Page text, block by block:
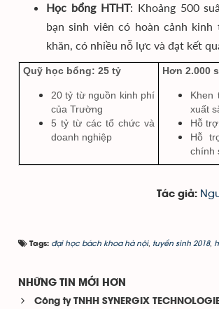
Học bổng HTHT: Khoảng 500
bạn sinh viên có hoàn cảnh
khăn, có nhiều nỗ lực và đạt kết
Quỹ học bổng: 25 tỷ
20 tỷ từ nguồn kinh phí
của Trường
5 tỷ từ các tổ chức và
doanh nghiệp
Hơn 2.000
Khen
xuất
Hỗ
Hỗ
chính
Tác giả:
Tags: đại học bách khoa hà nội, tuyển sinh 2018,
NHỮNG TIN MỚI HƠN
Công ty TNHH SYNERGIX